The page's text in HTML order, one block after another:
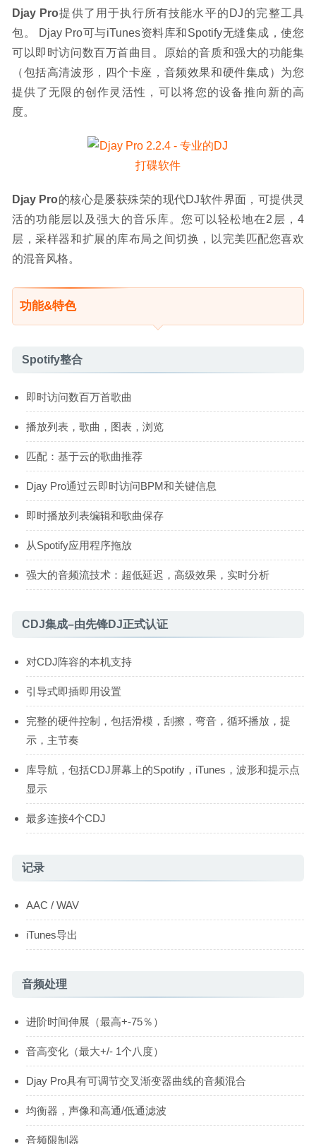
Djay Pro提供了用于执行所有技能水平的DJ的完整工具
包。 Djay Pro可与iTunes资料库和Spotify无缝集成，使您
可以即时访问数百万首曲目。原始的音质和强大的功能集
（包括高清波形，四个卡座，音频效果和硬件集成）为您
提供了无限的创作灵活性，可以将您的设备推向新的高
度。
Djay Pro的核心是屡获殊荣的现代DJ软件界面，可提供灵
活的功能层以及强大的音乐库。您可以轻松地在2层，4
层，采样器和扩展的库布局之间切换，以完美匹配您喜欢
的混音风格。
功能&特色
Spotify整合
即时访问数百万首歌曲
播放列表，歌曲，图表，浏览
匹配：基于云的歌曲推荐
Djay Pro通过云即时访问BPM和关键信息
即时播放列表编辑和歌曲保存
从Spotify应用程序拖放
强大的音频流技术：超低延迟，高级效果，实时分析
CDJ集成–由先锋DJ正式认证
对CDJ阵容的本机支持
引导式即插即用设置
完整的硬件控制，包括滑模，刮擦，弯音，循环播放，提
示，主节奏
库导航，包括CDJ屏幕上的Spotify，iTunes，波形和提示点
显示
最多连接4个CDJ
记录
AAC / WAV
iTunes导出
音频处理
进阶时间伸展（最高+-75％）
音高变化（最大+/- 1个八度）
Djay Pro具有可调节交叉渐变器曲线的音频混合
均衡器，声像和高通/低通滤波
音频限制器